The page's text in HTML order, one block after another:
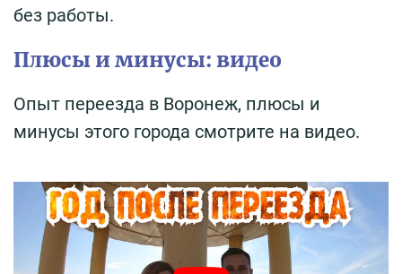
без работы.
Плюсы и минусы: видео
Опыт переезда в Воронеж, плюсы и
минусы этого города смотрите на видео.